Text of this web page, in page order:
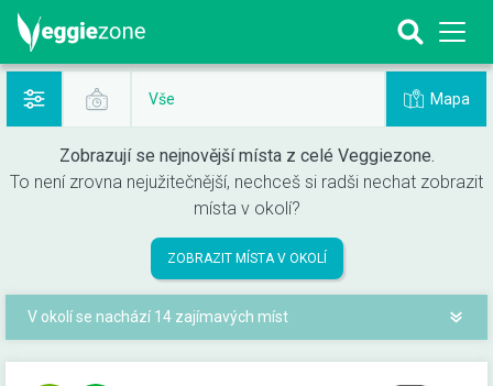
Vše Mapa
Zobrazují se nejnovější místa z celé Veggiezone.
To není zrovna nejužitečnější, nechceš si radši nechat zobrazit
místa v okolí?
ZOBRAZIT MÍSTA V OKOLÍ
V okolí se nachází 14 zajímavých míst